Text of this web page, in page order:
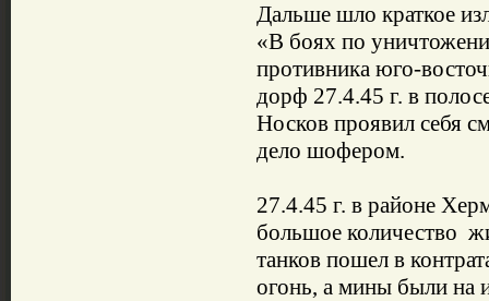
Дальше шло краткое
«В боях по
противника юго-
дорф 27.4.45 г. в
Носков проявил себя
дело шофером.
27.4.45 г. в районе
большое количество
танков пошел в
огонь, а мины были на